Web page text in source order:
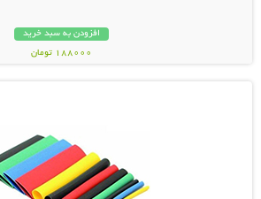
افزودن به سبد خرید
188000 تومان